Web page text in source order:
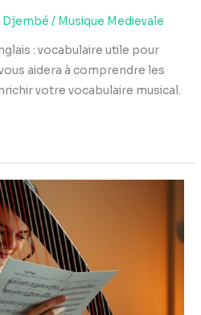
Djembé / Musique Medievale
: vocabulaire utile pour
aidera à comprendre les
votre vocabulaire musical.